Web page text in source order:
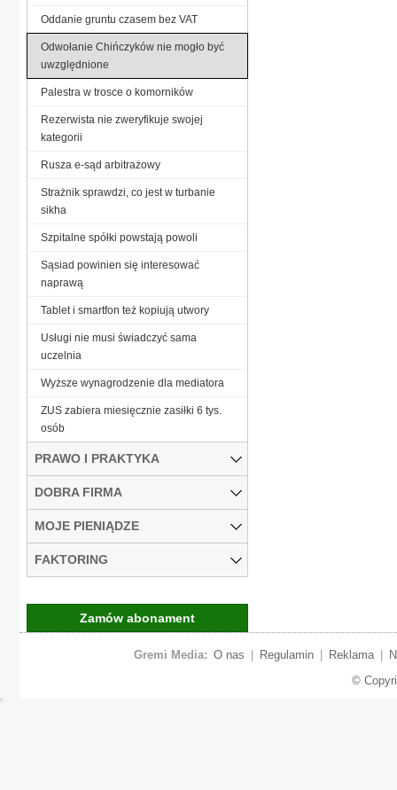
Oddanie gruntu czasem bez VAT
Odwołanie Chińczyków nie mogło być
uwzględnione
Palestra w trosce o komorników
Rezerwista nie zweryfikuje swojej
kategorii
Rusza e-sąd arbitrażowy
Strażnik sprawdzi, co jest w turbanie
sikha
Szpitalne spółki powstają powoli
Sąsiad powinien się interesować
naprawą
Tablet i smartfon też kopiują utwory
Usługi nie musi świadczyć sama
uczelnia
Wyższe wynagrodzenie dla mediatora
ZUS zabiera miesięcznie zasiłki 6 tys.
osób
PRAWO I PRAKTYKA
DOBRA FIRMA
MOJE PIENIĄDZE
FAKTORING
Zamów abonament
Gremi Media: O nas Regulamin Reklama
©